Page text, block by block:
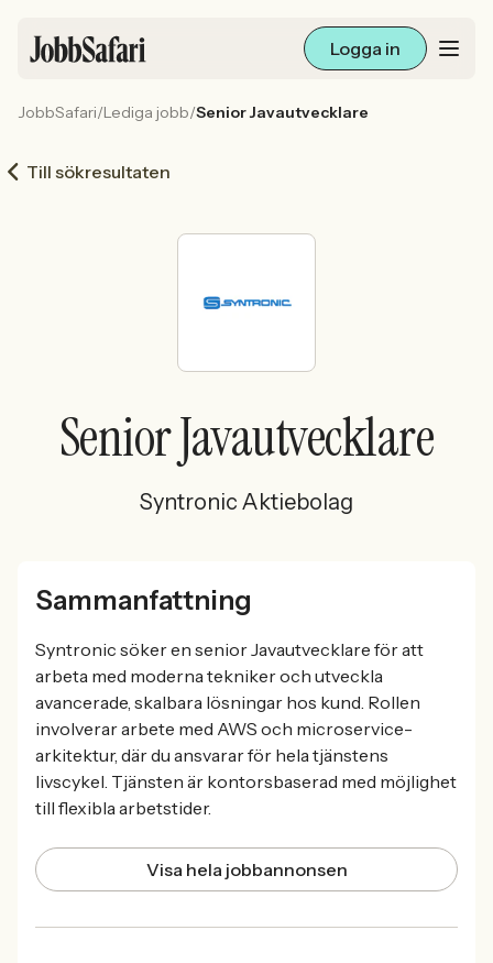
Logga in
Arbetsliv och karriär
För arbetsgivare
Sök med AI
Ny här? Skapa konto
JobbSafari/Lediga jobb/Senior Javautvecklare
Till sökresultaten
Senior Javautvecklare
Syntronic Aktiebolag
Sammanfattning
Syntronic söker en senior Javautvecklare för att
arbeta med moderna tekniker och utveckla
avancerade, skalbara lösningar hos kund. Rollen
involverar arbete med AWS och microservice-
arkitektur, där du ansvarar för hela tjänstens
livscykel. Tjänsten är kontorsbaserad med möjlighet
till flexibla arbetstider.
Visa hela jobbannonsen